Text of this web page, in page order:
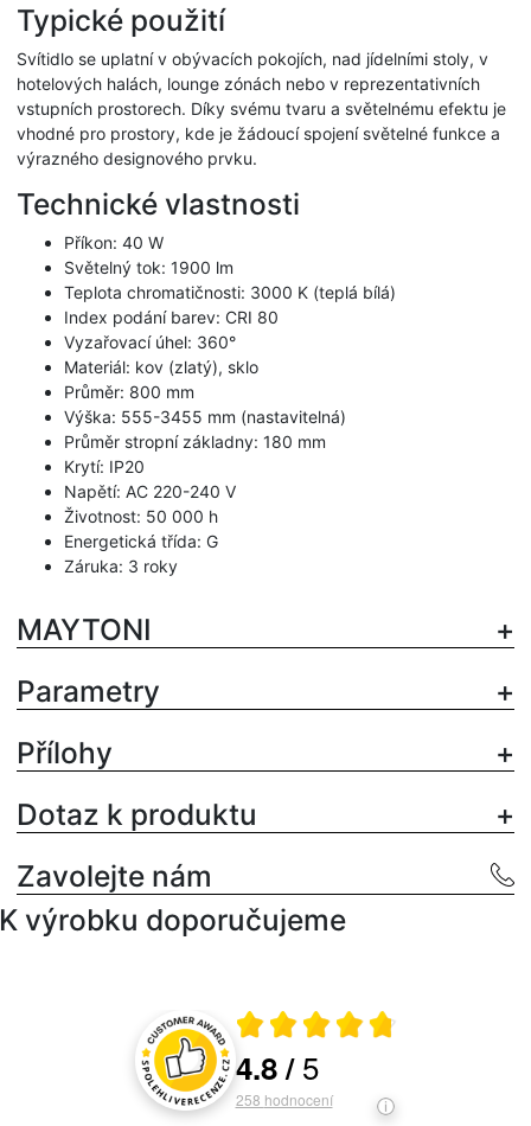
Typické použití
Svítidlo se uplatní v obývacích pokojích, nad jídelními stoly, v
hotelových halách, lounge zónách nebo v reprezentativních
vstupních prostorech. Díky svému tvaru a světelnému efektu je
vhodné pro prostory, kde je žádoucí spojení světelné funkce a
výrazného designového prvku.
Technické vlastnosti
Příkon: 40 W
Světelný tok: 1900 lm
Teplota chromatičnosti: 3000 K (teplá bílá)
Index podání barev: CRI 80
Vyzařovací úhel: 360°
Materiál: kov (zlatý), sklo
Průměr: 800 mm
Výška: 555-3455 mm (nastavitelná)
Průměr stropní základny: 180 mm
Krytí: IP20
Napětí: AC 220-240 V
Životnost: 50 000 h
Energetická třída: G
Záruka: 3 roky
MAYTONI
Parametry
Přílohy
Dotaz k produktu
Zavolejte nám
K výrobku doporučujeme
Hodnocení a recenze zákazníků
Průměrné hodnocení 4.8 z 5
4.8/5
258 hodnocení